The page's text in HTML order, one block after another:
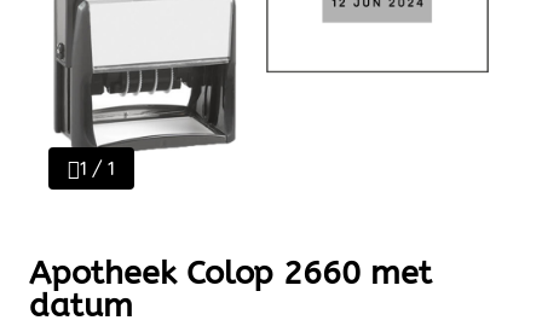
1 / 1
Apotheek Colop 2660 met
datum